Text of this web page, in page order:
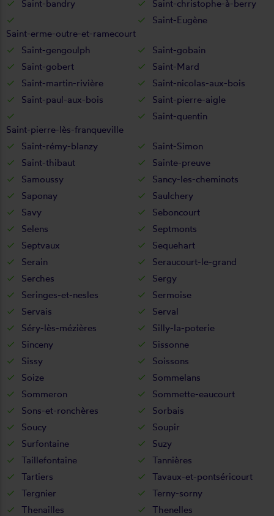
Saint-bandry Saint-christophe-à-berry
Saint-erme-outre-et-ramecourt
Saint-Eugène
Saint-gengoulph
Saint-gobain
Saint-gobert
Saint-Mard
Saint-martin-rivière
Saint-nicolas-aux-bois
Saint-paul-aux-bois
Saint-pierre-aigle
Saint-pierre-lès-franqueville
Saint-quentin
Saint-rémy-blanzy
Saint-Simon
Saint-thibaut
Sainte-preuve
Samoussy
Sancy-les-cheminots
Saponay
Saulchery
Savy
Seboncourt
Selens
Septmonts
Septvaux
Sequehart
Serain
Seraucourt-le-grand
Serches
Sergy
Seringes-et-nesles
Sermoise
Servais
Serval
Séry-lès-mézières
Silly-la-poterie
Sinceny
Sissonne
Sissy
Soissons
Soize
Sommelans
Sommeron
Sommette-eaucourt
Sons-et-ronchères
Sorbais
Soucy
Soupir
Surfontaine
Suzy
Taillefontaine
Tannières
Tartiers
Tavaux-et-pontséricourt
Tergnier
Terny-sorny
Thenailles
Thenelles